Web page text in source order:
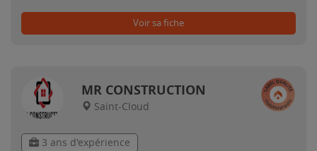
Voir sa fiche
MR CONSTRUCTION
Saint-Cloud
3 ans d'expérience